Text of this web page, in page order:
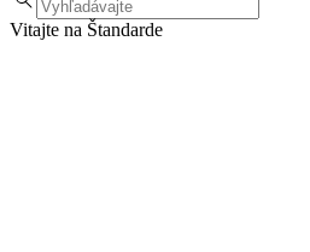
Vitajte na Štandarde